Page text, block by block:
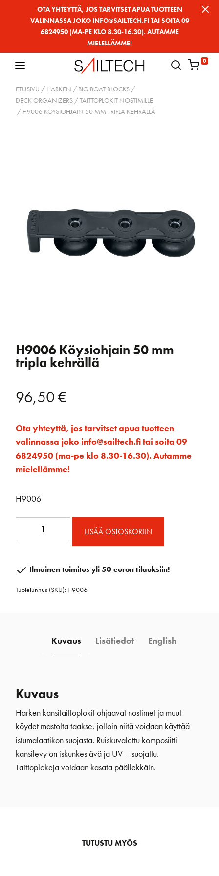
OTA YHTEYTTÄ, JOS TARVITSET APUA TUOTTEEN
VALINNASSA JOKO INFO@SAILTECH.FI TAI SOITA 09
6824950 (MA-PE KLO 8.30-16.30). AUTAMME
MIELELLÄMME!
0
ETUSIVU / HARKEN / BIG BOAT BLOCKS /
DECK ORGANIZERS / TAITTOPLOKIT NOSTIMILLE
/ H9006 KÖYSIOHJAIN 50 MM TRIPLA KEHRÄLLÄ
H9006 Köysiohjain 50 mm
tripla kehrällä
96,50€
Ota yhteyttä, jos tarvitset apua tuotteen
valinnassa joko info@sailtech.fi tai soita 09
6824950 (ma-pe klo 8.30-16.30). Autamme
mielellämme!
H9006
mm
kehrällä
LISÄÄ OSTOSKORIIN
Ilmainen toimitus yli 50 euron tilauksiin!
Tuotetunnus (SKU): H9006
Kuvaus Lisätiedot English
Kuvaus
Harken kansitaittoplokit ohjaavat nostimet ja muut
köydet mastolta taakse, jolloin niitä voidaan käyttää
istumalaatikon suojasta. Ruiskuvalettu komposiitti
kansilevy on iskunkestävä ja UV – suojattu.
Taittoplokeja voidaan kasata päällekkäin.
TUTUSTU MYÖS